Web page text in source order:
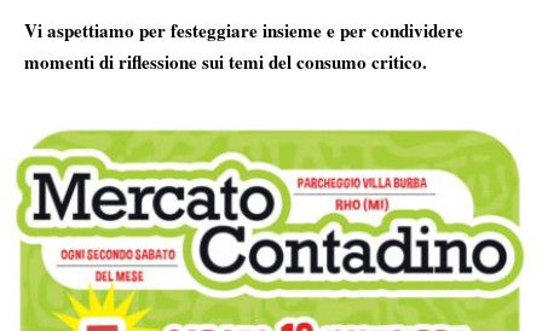
Vi aspettiamo per festeggiare insieme e per condividere
momenti di riflessione sui temi del consumo critico.